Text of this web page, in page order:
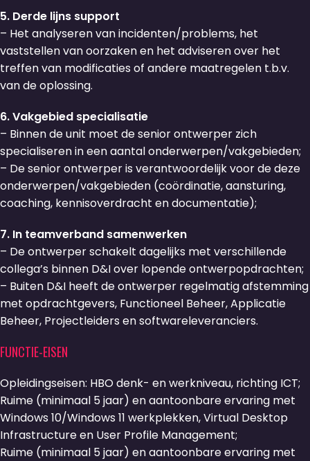
5. Derde lijns support
– Het analyseren van incidenten/problems, het
vaststellen van oorzaken en het adviseren over het
treffen van modificaties of andere maatregelen t.b.v.
van de oplossing.
6. Vakgebied specialisatie
– Binnen de unit moet de senior ontwerper zich
specialiseren in een aantal onderwerpen/vakgebieden;
– De senior ontwerper is verantwoordelijk voor de deze
onderwerpen/vakgebieden (coördinatie, aansturing,
coaching, kennisoverdracht en documentatie);
7. In teamverband samenwerken
– De ontwerper schakelt dagelijks met verschillende
collega’s binnen D&I over lopende ontwerpopdrachten;
– Buiten D&I heeft de ontwerper regelmatig afstemming
met opdrachtgevers, Functioneel Beheer, Applicatie
Beheer, Projectleiders en softwareleveranciers.
FUNCTIE-EISEN
Opleidingseisen: HBO denk- en werkniveau, richting ICT;
Ruime (minimaal 5 jaar) en aantoonbare ervaring met
Windows 10/Windows 11 werkplekken, Virtual Desktop
Infrastructure en User Profile Management;
Ruime (minimaal 5 jaar) en aantoonbare ervaring met